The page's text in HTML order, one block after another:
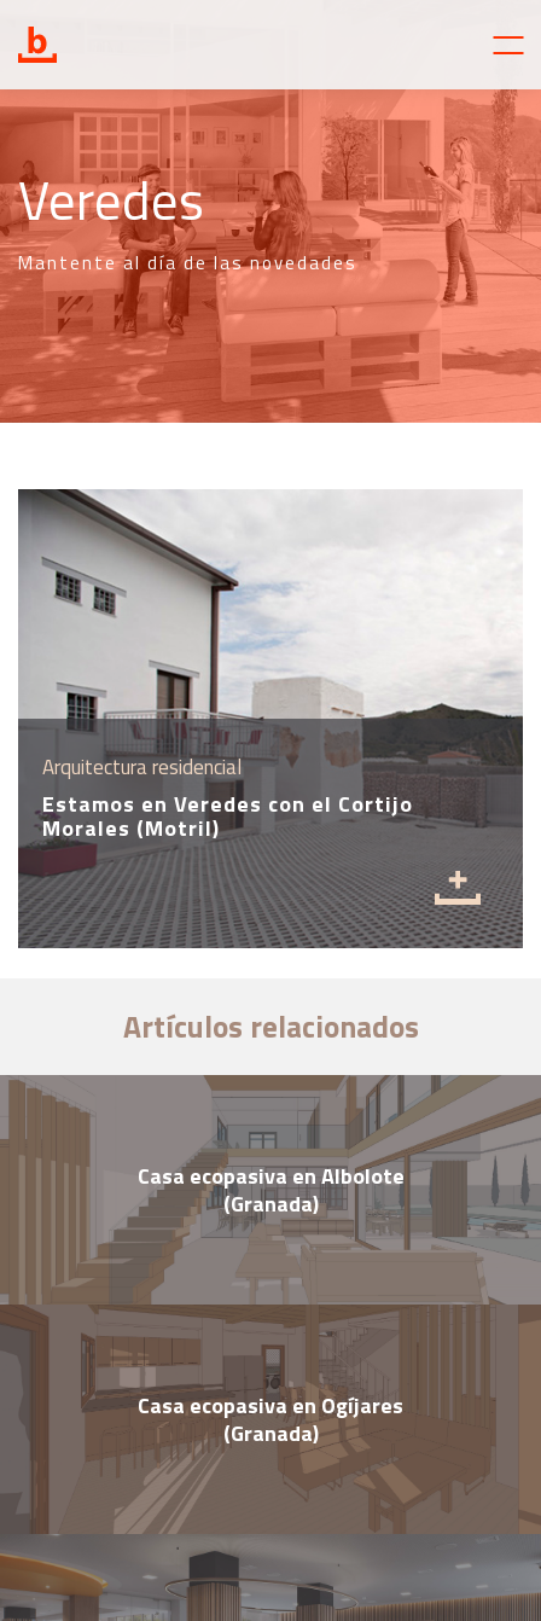
Veredes
Mantente al día de las novedades
Arquitectura residencial
Estamos en Veredes con el Cortijo
Morales (Motril)
Artículos relacionados
Casa ecopasiva en Albolote
(Granada)
Casa ecopasiva en Ogíjares
(Granada)